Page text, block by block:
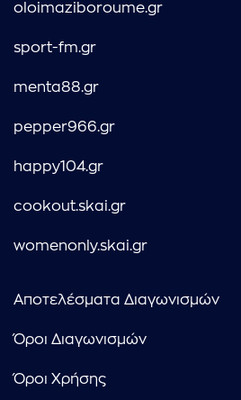
oloimaziboroume.gr
sport-fm.gr
menta88.gr
pepper966.gr
happy104.gr
cookout.skai.gr
womenonly.skai.gr
Αποτελέσματα Διαγωνισμών
Όροι Διαγωνισμών
Όροι Χρήσης